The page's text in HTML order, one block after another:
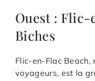
Ouest : Flic-
Biches
Flic-en-Flac
voyageurs, est la